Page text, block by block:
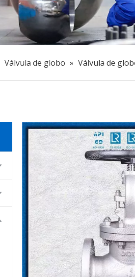
Válvula de globo » Válvula de